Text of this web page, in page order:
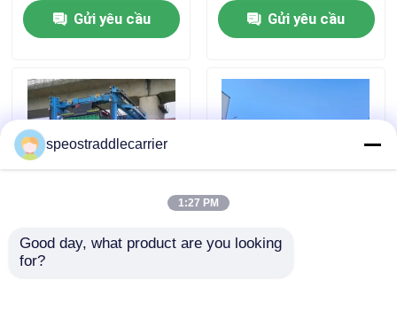
Tham quan nhà máy
Kiểm soát chất lượng
Liên hệ chúng tôi
Yêu cầu báo giá
Gửi yêu cầu
Gửi yêu cầu
Xe tải vận chuyển
container SPEO 35T
Máy nâng container
speostraddlecarrier
1:27 PM
Good day, what product are you looking
for?